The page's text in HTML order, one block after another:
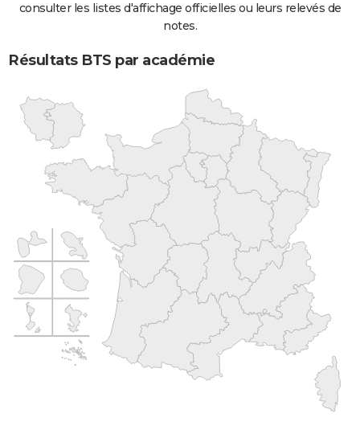
consulter les listes d'affichage officielles ou leurs relevés de
notes.
Résultats BTS par académie